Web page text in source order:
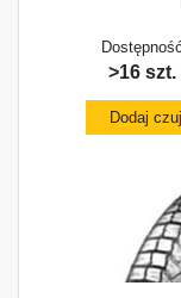
Dostępność
>16 szt.
Dodaj